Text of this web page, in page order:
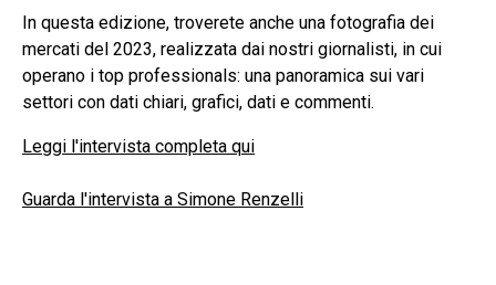
In questa edizione, troverete anche una fotografia dei
mercati del 2023, realizzata dai nostri giornalisti, in cui
operano i top professionals: una panoramica sui vari
settori con dati chiari, grafici, dati e commenti.
Leggi l'intervista completa qui
Guarda l'intervista a Simone Renzelli